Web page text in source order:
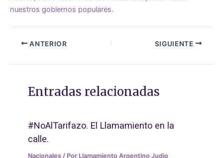
nuestros gobiernos populares.
ANTERIOR SIGUIENTE
Entradas relacionadas
#NoAlTarifazo. El Llamamiento en la
calle.
Nacionales / Por Llamamiento Argentino Judio